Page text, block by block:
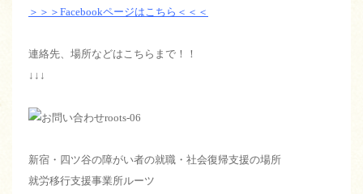
＞＞＞Facebookページはこちら＜＜＜
連絡先、場所などはこちらまで！！
↓↓↓
新宿・四ツ谷の障がい者の就職・社会復帰支援の場所
就労移行支援事業所ルーツ